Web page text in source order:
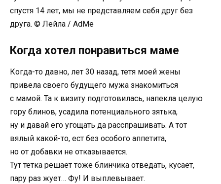
спустя 14 лет, мы не представляем себя друг без
друга. © Лейла / AdMe
Когда хотел понравиться маме
Когда-то давно, лет 30 назад, тетя моей жены
привела своего будущего мужа знакомиться
с мамой. Та к визиту подготовилась, напекла целую
гору блинов, усадила потенциального зятька,
ну и давай его угощать да расспрашивать. А тот
вялый какой-то, ест без особого аппетита,
но от добавки не отказывается.
Тут тетка решает тоже блинчика отведать, кусает,
пару раз жует… Фу! И выплевывает.